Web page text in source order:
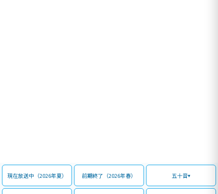
現在放送中（2026年夏） 前期終了（2026年春） 五十音